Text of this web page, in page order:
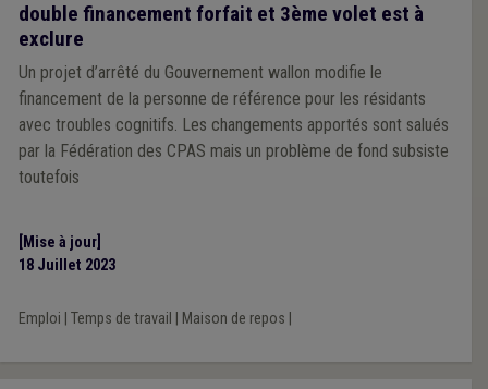
double financement forfait et 3ème volet est à
exclure
Un projet d’arrêté du Gouvernement wallon modifie le
financement de la personne de référence pour les résidants
avec troubles cognitifs. Les changements apportés sont salués
par la Fédération des CPAS mais un problème de fond subsiste
toutefois
[Mise à jour]
18 Juillet 2023
Emploi Temps de travail Maison de repos